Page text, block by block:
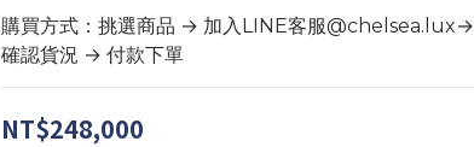
購買方式：挑選商品 → 加入LINE客服@chelsea.lux→
確認貨況 → 付款下單
NT$248,000